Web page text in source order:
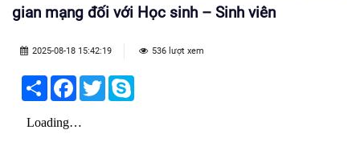
gian mạng đối với Học sinh – Sinh viên
2025-08-18 15:42:19 536 lượt xem
Share Facebook
Twitter